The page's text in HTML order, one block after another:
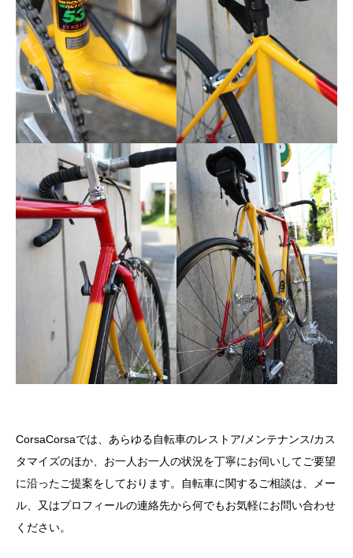
CorsaCorsaでは、あらゆる自転車のレストア/メンテナンス/カス
タマイズのほか、お一人お一人の状況を丁寧にお伺いしてご要望
に沿ったご提案をしております。自転車に関するご相談は、メー
ル、又はプロフィールの連絡先から何でもお気軽にお問い合わせ
ください。